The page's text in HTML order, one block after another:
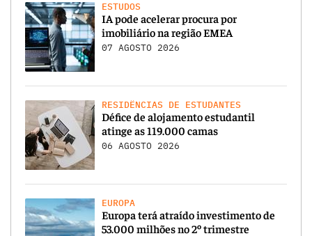
ESTUDOS
IA pode acelerar procura por
imobiliário na região EMEA
07 AGOSTO 2026
RESIDÊNCIAS DE ESTUDANTES
Défice de alojamento estudantil
atinge as 119.000 camas
06 AGOSTO 2026
EUROPA
Europa terá atraído investimento de
53.000 milhões no 2º trimestre